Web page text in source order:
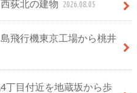
荻北の建物 2026.08.05
飛行機東京工場から桃井
目付近を地蔵坂から歩